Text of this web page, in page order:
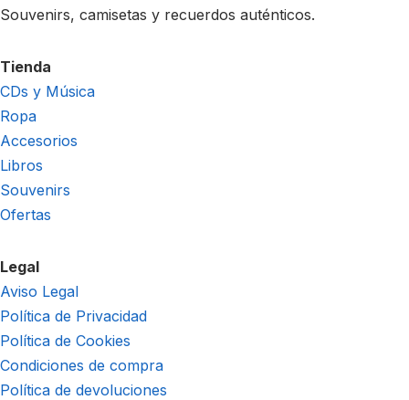
Souvenirs, camisetas y recuerdos auténticos.
Tienda
CDs y Música
Ropa
Accesorios
Libros
Souvenirs
Ofertas
Legal
Aviso Legal
Política de Privacidad
Política de Cookies
Condiciones de compra
Política de devoluciones